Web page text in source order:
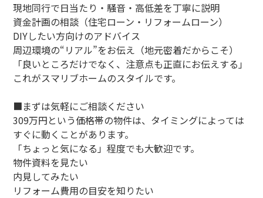
現地同行で日当たり・騒音・高低差を丁寧に説明
資金計画の相談（住宅ローン・リフォームローン）
DIYしたい方向けのアドバイス
周辺環境の“リアル”をお伝え（地元密着だからこそ）
「良いところだけでなく、注意点も正直にお伝えする」
これがスマリブホームのスタイルです。
■まずは気軽にご相談ください
309万円という価格帯の物件は、タイミングによっては
すぐに動くことがあります。
「ちょっと気になる」程度でも大歓迎です。
物件資料を見たい
内見してみたい
リフォーム費用の目安を知りたい